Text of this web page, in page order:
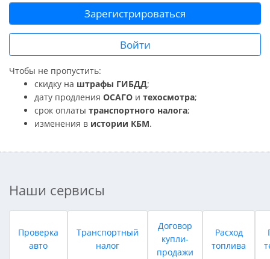
Зарегистрироваться
Войти
Чтобы не пропустить:
скидку на штрафы ГИБДД;
дату продления ОСАГО и техосмотра;
срок оплаты транспортного налога;
изменения в истории КБМ.
Наши сервисы
Проверка
авто
Транспортный
налог
Договор
купли-
продажи
Расход
топлива